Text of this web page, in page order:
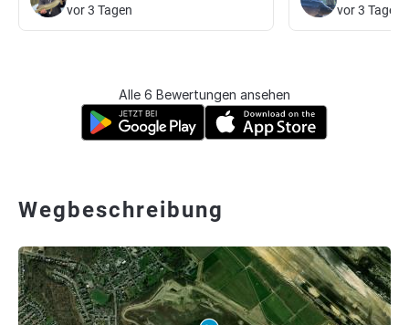
vor 3 Tagen vor 3 Tagen
Alle 6 Bewertungen ansehen
Wegbeschreibung